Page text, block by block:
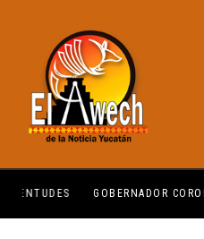
GOBERNADOR CORONA A